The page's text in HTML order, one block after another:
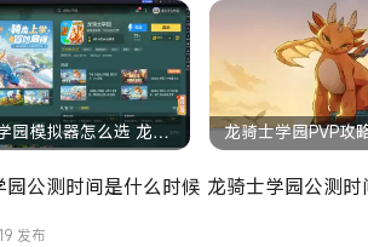
园模拟器怎么选 龙骑
龙骑士学园PVP攻
园公测时间是什么时候 龙骑士学园公测时
发布